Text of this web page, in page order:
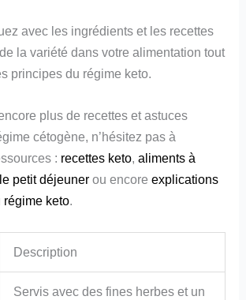
avec les ingrédients et les recettes
la variété dans votre alimentation tout
principes du régime keto.
plus de recettes et astuces
cétogène, n’hésitez pas à
: recettes keto,aliments à
petit déjeuner ou encoreexplications
régime keto.
Description
Servis avec des fines herbes et un